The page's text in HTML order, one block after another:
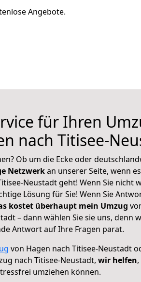
Angebote.
für Ihren
nach Titisee-
Ob um die Ecke oder
Netzwerkan unserer Seite, wenn
Neustadt geht! Wenn Sie nicht
Lösung für Sie! Wenn Sie
kostet überhaupt mein Umzug
– dann wählen Sie sie uns, denn
Antwort auf Ihre Fragen parat.
von Hagen nach Titisee-Neustadt
nach Titisee-Neustadt, wir helfen
umziehen können.